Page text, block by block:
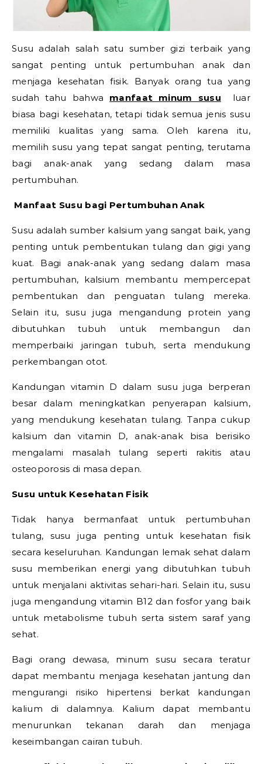
Susu adalah salah satu sumber gizi terbaik yang
sangat penting untuk pertumbuhan anak dan
menjaga kesehatan fisik. Banyak orang tua yang
sudah tahu bahwa manfaat minum susu luar
biasa bagi kesehatan, tetapi tidak semua jenis susu
memiliki kualitas yang sama. Oleh karena itu,
memilih susu yang tepat sangat penting, terutama
bagi anak-anak yang sedang dalam masa
pertumbuhan.
Manfaat Susu bagi Pertumbuhan Anak
Susu adalah sumber kalsium yang sangat baik, yang
penting untuk pembentukan tulang dan gigi yang
kuat. Bagi anak-anak yang sedang dalam masa
pertumbuhan, kalsium membantu mempercepat
pembentukan dan penguatan tulang mereka.
Selain itu, susu juga mengandung protein yang
dibutuhkan tubuh untuk membangun dan
memperbaiki jaringan tubuh, serta mendukung
perkembangan otot.
Kandungan vitamin D dalam susu juga berperan
besar dalam meningkatkan penyerapan kalsium,
yang mendukung kesehatan tulang. Tanpa cukup
kalsium dan vitamin D, anak-anak bisa berisiko
mengalami masalah tulang seperti rakitis atau
osteoporosis di masa depan.
Susu untuk Kesehatan Fisik
Tidak hanya bermanfaat untuk pertumbuhan
tulang, susu juga penting untuk kesehatan fisik
secara keseluruhan. Kandungan lemak sehat dalam
susu memberikan energi yang dibutuhkan tubuh
untuk menjalani aktivitas sehari-hari. Selain itu, susu
juga mengandung vitamin B12 dan fosfor yang baik
untuk metabolisme tubuh serta sistem saraf yang
sehat.
Bagi orang dewasa, minum susu secara teratur
dapat membantu menjaga kesehatan jantung dan
mengurangi risiko hipertensi berkat kandungan
kalium di dalamnya. Kalium dapat membantu
menurunkan tekanan darah dan menjaga
keseimbangan cairan tubuh.